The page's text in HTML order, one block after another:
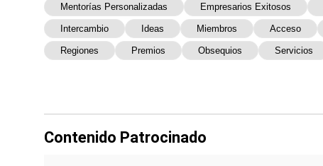
Mentorías Personalizadas Empresarios Exitosos
Intercambio Ideas Miembros Acceso
Regiones Premios Obsequios Servicios
Contenido Patrocinado